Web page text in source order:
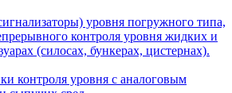
уровня погружного типа,
контроля уровня жидких и
(силосах, бункерах, цистернах).
контроля уровня с аналоговым